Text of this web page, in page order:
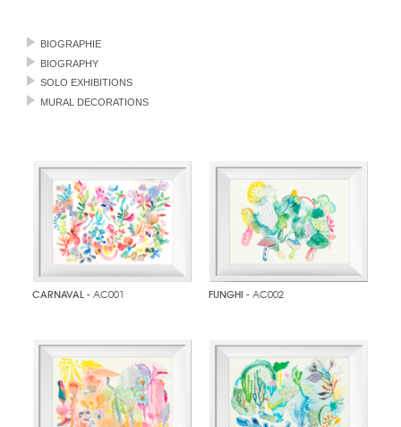
BIOGRAPHIE
BIOGRAPHY
SOLO EXHIBITIONS
MURAL DECORATIONS
CARNAVAL - AC001 FUNGHI - AC002